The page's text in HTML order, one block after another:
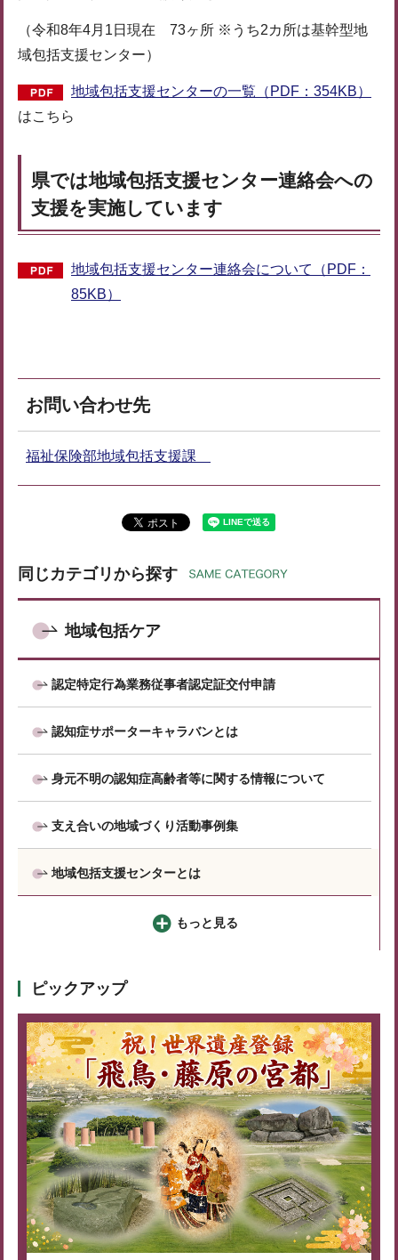
（令和8年4月1日現在 73ヶ所 ※うち2カ所は基幹型地
域包括支援センター）
地域包括支援センターの一覧（PDF：354KB）
はこちら
県では地域包括支援センター連絡会への
支援を実施しています
地域包括支援センター連絡会について（PDF：
85KB）
お問い合わせ先
福祉保険部地域包括支援課
同じカテゴリから探す
地域包括ケア
認定特定行為業務従事者認定証交付申請
認知症サポーターキャラバンとは
身元不明の認知症高齢者等に関する情報について
支え合いの地域づくり活動事例集
地域包括支援センターとは
もっと見る
ピックアップ